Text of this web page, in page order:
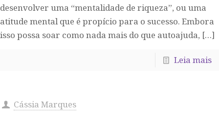
desenvolver uma “mentalidade de riqueza”, ou uma
atitude mental que é propício para o sucesso. Embora
isso possa soar como nada mais do que autoajuda, […]
Leia mais
Cássia Marques